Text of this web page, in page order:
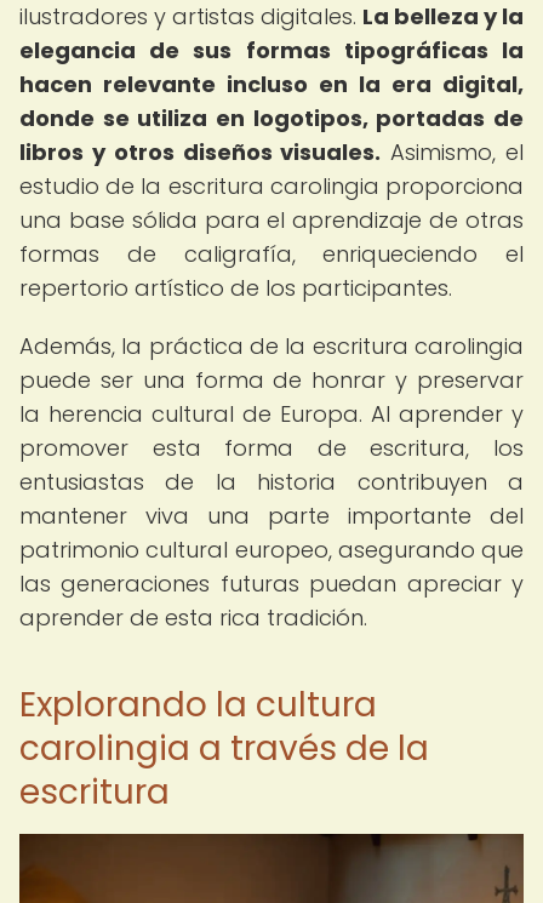
ilustradores y artistas digitales. La belleza y la
elegancia de sus formas tipográficas la
hacen relevante incluso en la era digital,
donde se utiliza en logotipos, portadas de
libros y otros diseños visuales. Asimismo, el
estudio de la escritura carolingia proporciona
una base sólida para el aprendizaje de otras
formas de caligrafía, enriqueciendo el
repertorio artístico de los participantes.
Además, la práctica de la escritura carolingia
puede ser una forma de honrar y preservar
la herencia cultural de Europa. Al aprender y
promover esta forma de escritura, los
entusiastas de la historia contribuyen a
mantener viva una parte importante del
patrimonio cultural europeo, asegurando que
las generaciones futuras puedan apreciar y
aprender de esta rica tradición.
Explorando la cultura
carolingia a través de la
escritura